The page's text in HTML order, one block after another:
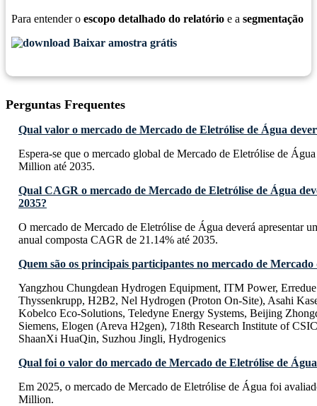
Para entender o escopo detalhado do relatório e a segmentação
Baixar amostra grátis
Perguntas Frequentes
Qual valor o mercado de Mercado de Eletrólise de Água
Espera-se que o mercado global de Mercado de Eletrólise de
Million até 2035.
Qual CAGR o mercado de Mercado de Eletrólise de Água
2035?
O mercado de Mercado de Eletrólise de Água deverá apresentar
anual composta CAGR de 21.14% até 2035.
Quem são os principais participantes no mercado de
Yangzhou Chungdean Hydrogen Equipment, ITM Power,
Thyssenkrupp, H2B2, Nel Hydrogen (Proton On-Site), Asahi
Kobelco Eco-Solutions, Teledyne Energy Systems, Beijing
Siemens, Elogen (Areva H2gen), 718th Research Institute of
ShaanXi HuaQin, Suzhou Jingli, Hydrogenics
Qual foi o valor do mercado de Mercado de Eletrólise de
Em 2025, o mercado de Mercado de Eletrólise de Água foi
Million.